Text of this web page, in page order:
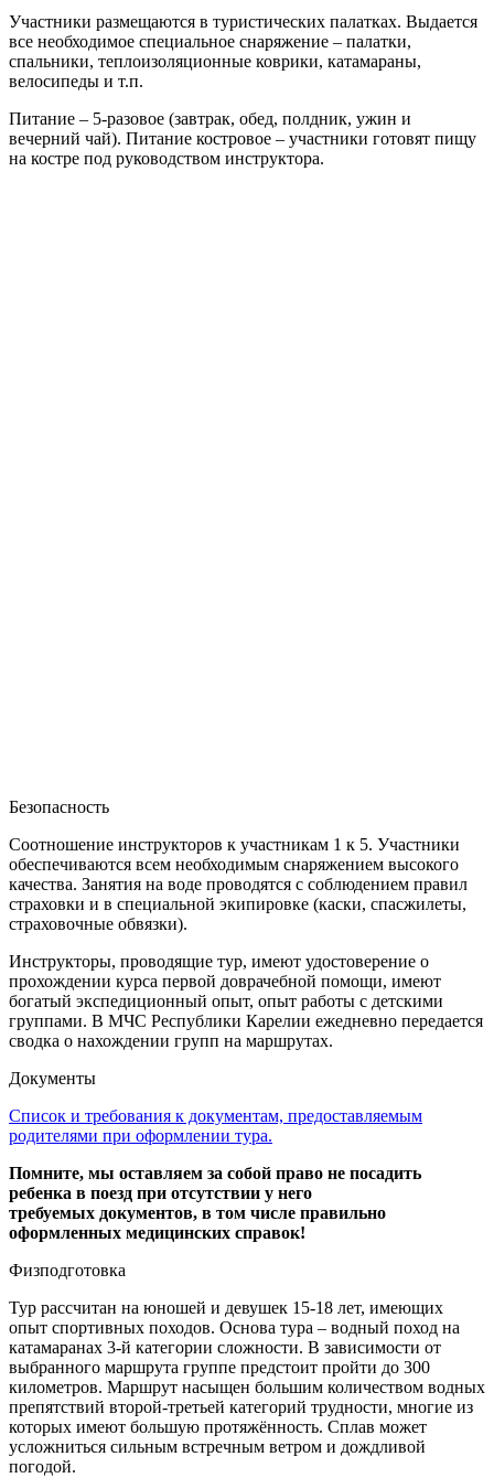
Участники размещаются в туристических палатках. Выдается
все необходимое специальное снаряжение – палатки,
спальники, теплоизоляционные коврики, катамараны,
велосипеды и т.п.
Питание – 5-разовое (завтрак, обед, полдник, ужин и
вечерний чай). Питание костровое – участники готовят пищу
на костре под руководством инструктора.
Безопасность
Соотношение инструкторов к участникам 1 к 5. Участники
обеспечиваются всем необходимым снаряжением высокого
качества. Занятия на воде проводятся с соблюдением правил
страховки и в специальной экипировке (каски, спасжилеты,
страховочные обвязки).
Инструкторы, проводящие тур, имеют удостоверение о
прохождении курса первой доврачебной помощи, имеют
богатый экспедиционный опыт, опыт работы с детскими
группами. В МЧС Республики Карелии ежедневно передается
сводка о нахождении групп на маршрутах.
Документы
Список и требования к документам, предоставляемым
родителями при оформлении тура.
Помните, мы оставляем за собой право не посадить
ребенка в поезд при отсутствии у него
требуемых документов, в том числе правильно
оформленных медицинских справок!
Физподготовка
Тур рассчитан на юношей и девушек 15-18 лет, имеющих
опыт спортивных походов. Основа тура – водный поход на
катамаранах 3-й категории сложности. В зависимости от
выбранного маршрута группе предстоит пройти до 300
километров. Маршрут насыщен большим количеством водных
препятствий второй-третьей категорий трудности, многие из
которых имеют большую протяжённость. Сплав может
усложниться сильным встречным ветром и дождливой
погодой.